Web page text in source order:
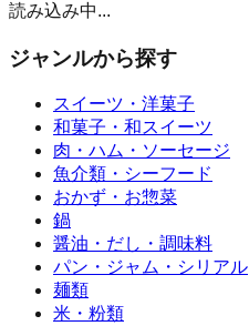
読み込み中...
ジャンルから探す
スイーツ・洋菓子
和菓子・和スイーツ
肉・ハム・ソーセージ
魚介類・シーフード
おかず・お惣菜
鍋
醤油・だし・調味料
パン・ジャム・シリアル
麺類
米・粉類